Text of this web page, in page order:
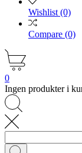
Wishlist (0)
Compare (0)
0
Ingen produkter i